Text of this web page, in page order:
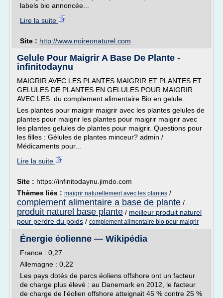
labels bio annoncée...
Lire la suite
Site : http://www.noireonaturel.com
Gelule Pour Maigrir A Base De Plante -
infinitodaynu
MAIGRIR AVEC LES PLANTES MAIGRIR ET PLANTES ET
GELULES DE PLANTES EN GELULES POUR MAIGRIR
AVEC LES. du complement alimentaire Bio en gelule.
Les plantes pour maigrir maigrir avec les plantes gelules de
plantes pour maigrir les plantes pour maigrir maigrir avec
les plantes gelules de plantes pour maigrir. Questions pour
les filles : Gélules de plantes minceur? admin /
Médicaments pour...
Lire la suite
Site : https://infinitodaynu.jimdo.com
Thèmes liés : maigrir naturellement avec les plantes /
complement alimentaire a base de plante /
produit naturel base plante / meilleur produit naturel
pour perdre du poids / complement alimentaire bio pour maigrir
Énergie éolienne — Wikipédia
France : 0,27
Allemagne : 0,22
Les pays dotés de parcs éoliens offshore ont un facteur
de charge plus élevé : au Danemark en 2012, le facteur
de charge de l'éolien offshore atteignait 45 % contre 25 %